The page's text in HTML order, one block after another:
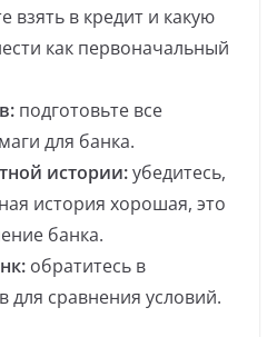
взять в кредит и какую
как первоначальный
подготовьте все
для банка.
истории:убедитесь,
история хорошая, это
банка.
обратитесь в
для сравнения условий.